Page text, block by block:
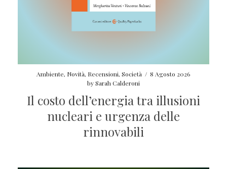
Ambiente, Novità, Recensioni,Società / 8 Agosto 2026
bySarah Calderoni
Il costo dell’energia tra illusioni
nucleari e urgenza delle
rinnovabili